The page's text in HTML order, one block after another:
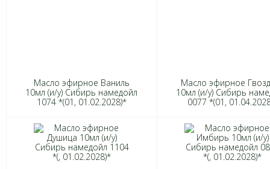
Масло эфирное Ваниль
10мл (и/у) Сибирь намедойл
1074 *(01, 01.02.2028)*
Масло эфирное
10мл (и/у) Сибирь
0077 *(01,